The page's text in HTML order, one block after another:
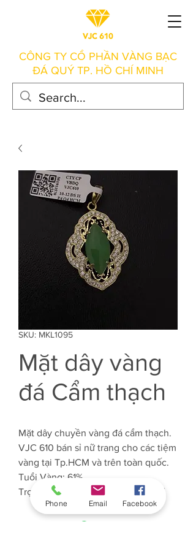
CÔNG TY CỔ PHẦN VÀNG BẠC
ĐÁ QUÝ TP. HỒ CHÍ MINH
SKU: MKL1095
Mặt dây vàng
đá Cẩm thạch
Mặt dây chuyền vàng đá cẩm thạch.
VJC 610 bán sỉ nữ trang cho các tiệm
vàng tại Tp.HCM và trên toàn quốc.
Tuổi Vàng: 61%
Trọng lượng Vàng: Khoảng 0.8 chỉ
Phone Email Facebook